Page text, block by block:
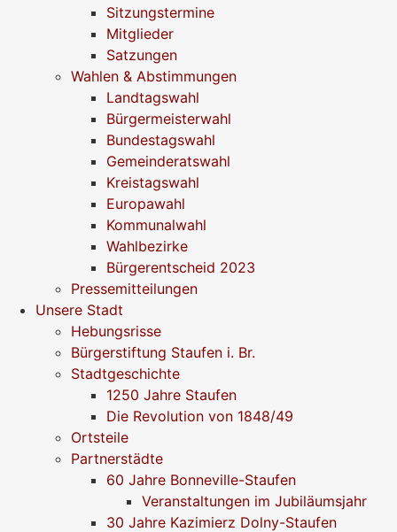
Sitzungstermine
Mitglieder
Satzungen
Wahlen & Abstimmungen
Landtagswahl
Bürgermeisterwahl
Bundestagswahl
Gemeinderatswahl
Kreistagswahl
Europawahl
Kommunalwahl
Wahlbezirke
Bürgerentscheid 2023
Pressemitteilungen
Unsere Stadt
Hebungsrisse
Bürgerstiftung Staufen i. Br.
Stadtgeschichte
1250 Jahre Staufen
Die Revolution von 1848/49
Ortsteile
Partnerstädte
60 Jahre Bonneville-Staufen
Veranstaltungen im Jubiläumsjahr
30 Jahre Kazimierz Dolny-Staufen